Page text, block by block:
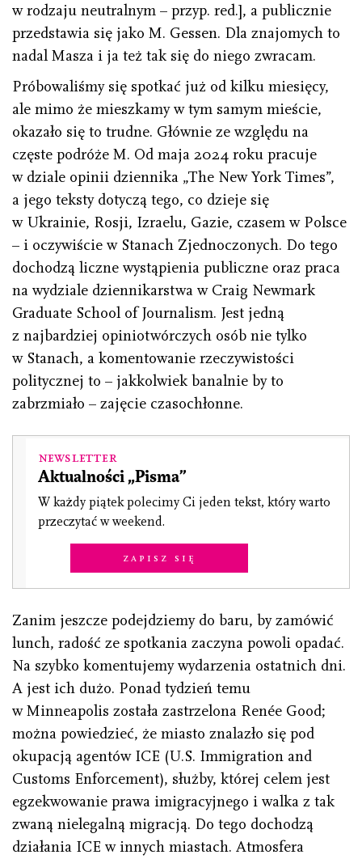
w rodzaju neutralnym – przyp. red.], a publicznie
przedstawia się jako M. Gessen. Dla znajomych to
nadal Masza i ja też tak się do niego zwracam.
Próbowaliśmy się spotkać już od kilku miesięcy,
ale mimo że mieszkamy w tym samym mieście,
okazało się to trudne. Głównie ze względu na
częste podróże M. Od maja 2024 roku pracuje
w dziale opinii dziennika „The New York Times”,
a jego teksty dotyczą tego, co dzieje się
w Ukrainie, Rosji, Izraelu, Gazie, czasem w Polsce
– i oczywiście w Stanach Zjednoczonych. Do tego
dochodzą liczne wystąpienia publiczne oraz praca
na wydziale dziennikarstwa w Craig Newmark
Graduate School of Journalism. Jest jedną
z najbardziej opiniotwórczych osób nie tylko
w Stanach, a komentowanie rzeczywistości
politycznej to – jakkolwiek banalnie by to
zabrzmiało – zajęcie czasochłonne.
Newsletter
Aktualności „Pisma”
W każdy piątek polecimy Ci jeden tekst, który warto
przeczytać w weekend.
Zapisz się
Zanim jeszcze podejdziemy do baru, by zamówić
lunch, radość ze spotkania zaczyna powoli opadać.
Na szybko komentujemy wydarzenia ostatnich dni.
A jest ich dużo. Ponad tydzień temu
w Minneapolis została zastrzelona Renée Good;
można powiedzieć, że miasto znalazło się pod
okupacją agentów ICE (U.S. Immigration and
Customs Enforcement), służby, której celem jest
egzekwowanie prawa imigracyjnego i walka z tak
zwaną nielegalną migracją. Do tego dochodzą
działania ICE w innych miastach. Atmosfera